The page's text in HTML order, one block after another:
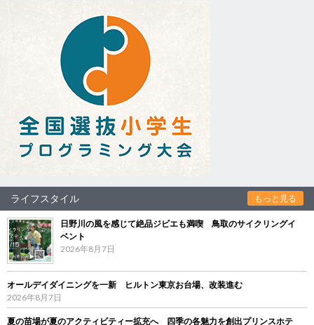
ライフスタイル もっと見る
日野川の風を感じて絶品ジビエも満喫 鳥取のサイクリングイ
ベント
2026年8月7日
オールデイダイニングを一新 ヒルトン東京お台場、改装進む
2026年8月7日
夏の苗場が夏のアクティビティー拡充へ 四季の各魅力を創出プリンスホテ